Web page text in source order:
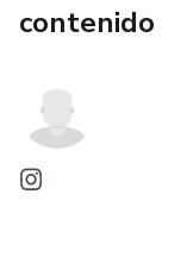
contenido